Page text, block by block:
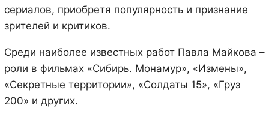
сериалов, приобретя популярность и признание
зрителей и критиков.
Среди наиболее известных работ Павла Майкова –
роли в фильмах «Сибирь. Монамур», «Измены»,
«Секретные территории», «Солдаты 15», «Груз
200» и других.